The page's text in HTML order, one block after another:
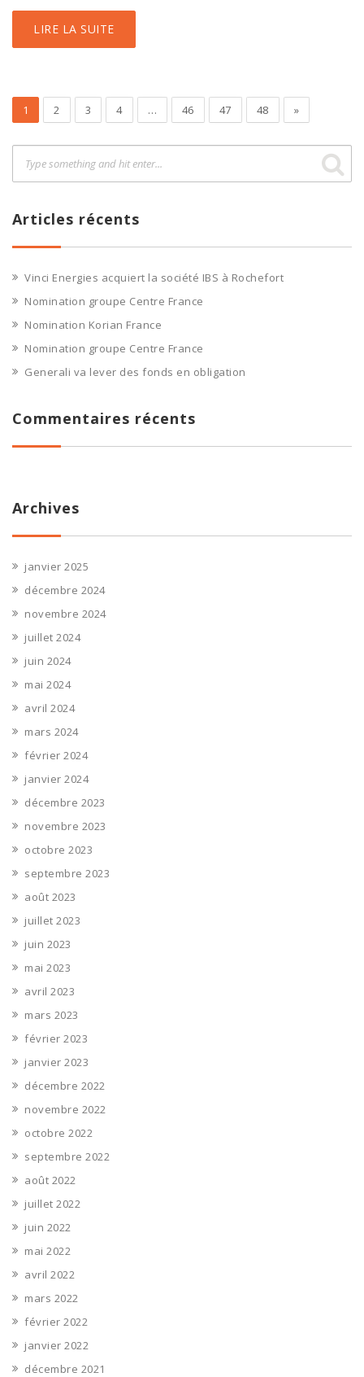
LIRE LA SUITE
1 2 3 4 … 46 47 48 »
Articles récents
Vinci Energies acquiert la société IBS à Rochefort
Nomination groupe Centre France
Nomination Korian France
Nomination groupe Centre France
Generali va lever des fonds en obligation
Commentaires récents
Archives
janvier 2025
décembre 2024
novembre 2024
juillet 2024
juin 2024
mai 2024
avril 2024
mars 2024
février 2024
janvier 2024
décembre 2023
novembre 2023
octobre 2023
septembre 2023
août 2023
juillet 2023
juin 2023
mai 2023
avril 2023
mars 2023
février 2023
janvier 2023
décembre 2022
novembre 2022
octobre 2022
septembre 2022
août 2022
juillet 2022
juin 2022
mai 2022
avril 2022
mars 2022
février 2022
janvier 2022
décembre 2021